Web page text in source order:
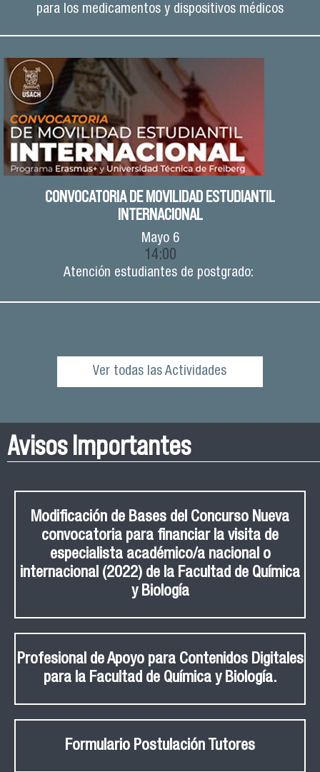
para los medicamentos y dispositivos médicos
CONVOCATORIA DE MOVILIDAD ESTUDIANTIL
INTERNACIONAL
Mayo6
14:00
Atención estudiantes de postgrado:
Ver todas las Actividades
Avisos Importantes
Modificación de Bases del Concurso Nueva
convocatoria para financiar la visita de
especialista académico/a nacional o
internacional (2022) de la Facultad de Química
y Biología
Profesional de Apoyo para Contenidos Digitales
para la Facultad de Química y Biología.
Formulario Postulación Tutores